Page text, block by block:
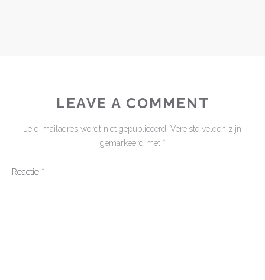
LEAVE A COMMENT
Je e-mailadres wordt niet gepubliceerd. Vereiste velden zijn
gemarkeerd met *
Reactie *